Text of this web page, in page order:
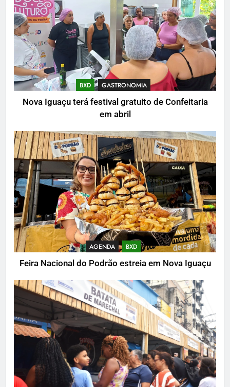
BXD GASTRONOMIA
Nova Iguaçu terá festival gratuito de Confeitaria
em abril
AGENDA BXD
Feira Nacional do Podrão estreia em Nova Iguaçu